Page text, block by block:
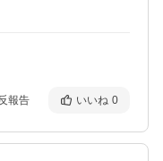
報告 いいね 0